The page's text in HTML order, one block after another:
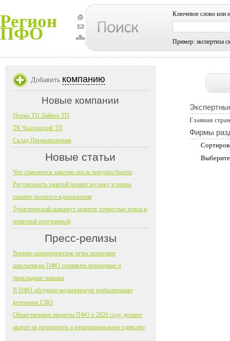
Регион
ПФО
Ключевое слово или
Пример: экспертиза
Главная
Фирмы
Добавить компанию
Новые компании
Пермь ТЦ Лайнер ТП
ТК Чкаловский ТП
Склад Промышленная
Новые статьи
Что становится заметно после покупки билета
Регулярность занятий меняет музыку и танцы
сильнее разового вдохновения
Туристический маршрут ценится точностью темпа и
понятной программой
Пресс-релизы
Военно-патриотические игры помогают
школьникам ПФО осваивать командные и
прикладные навыки
В ПФО обсудили медицинскую реабилитацию
ветеранов СВО
Общественные проекты ПФО в 2026 году делают
акцент на патриотизм и межнациональное единство